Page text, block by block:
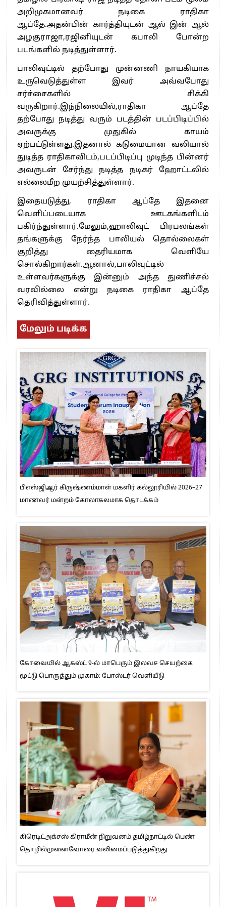
அறிமுகமானவர் நடிகை ராதிகா
ஆப்தே.அதன்பின் கார்த்தியுடன் ஆல் இன் ஆல்
அழகுராஜா,ரஜினியுடன் கபாலி போன்ற
படங்களில் நடித்துள்ளார்.
பாலிவுட்டில் தற்போது முன்னணி நாயகியாக
உருவெடுத்துள்ள இவர் அவ்வபோது
சர்ச்சைகளில் சிக்கி
வருகிறார்.இந்நிலையில்,ராதிகா ஆப்தே
தற்போது நடித்து வரும் படத்தின் படப்பிடிப்பில்
அவருக்கு முதுகில் காயம்
ஏற்பட்டுள்ளது.இதனால் கடுமையான வலியால்
துடித்த ராதிகாவிடம்,படப்பிடிப்பு முடிந்த பின்னர்
அவருடன் சேர்ந்து நடித்த நடிகர் ஹோட்டலில்
எல்லைமீற முயற்சித்துள்ளார்.
இதையடுத்து, ராதிகா ஆப்தே இதனை
வெளிப்படையாக ஊடகங்களிடம்
பகிர்ந்துள்ளார்.மேலும்,ஹாலிவுட் பிரபலங்கள்
தங்களுக்கு நேர்ந்த பாலியல் தொல்லைகள்
குறித்து தைரியமாக வெளியே
சொல்கிறார்கள்.ஆனால்,பாலிவுட்டில்
உள்ளவர்களுக்கு இன்னும் அந்த துணிச்சல்
வரவில்லை என்று நடிகை ராதிகா ஆப்தே
தெரிவித்துள்ளார்.
மேலும் படிக்க
பிஎஸ்ஜிஆர் கிருஷ்ணம்மாள் மகளிர் கல்லூரியில் 2026–27
மாணவர் மன்றம் கோலாகலமாக தொடக்கம்
கோவையில் ஆகஸ்ட் 9-ல் மாபெரும் இலவச செயற்கை
மூட்டு பொருத்தும் முகாம்: போஸ்டர் வெளியீடு
கிரெடிட்அக்சஸ் கிராமீன் நிறுவனம் தமிழ்நாட்டில் பெண்
தொழில்முனைவோரை வலிமைப்படுத்துகிறது